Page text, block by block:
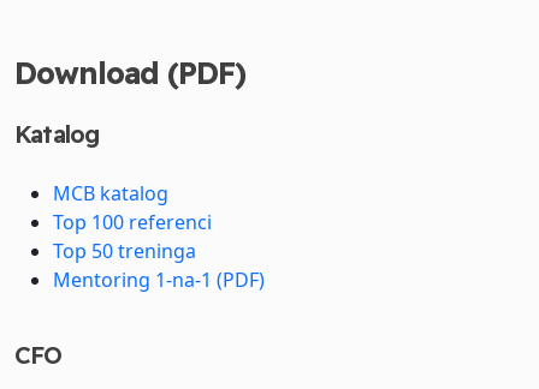
Download (PDF)
Katalog
MCB katalog
Top 100 referenci
Top 50 treninga
Mentoring 1-na-1 (PDF)
CFO